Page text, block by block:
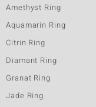
Amethyst Ring
Aquamarin Ring
Citrin Ring
Diamant Ring
Granat Ring
Jade Ring